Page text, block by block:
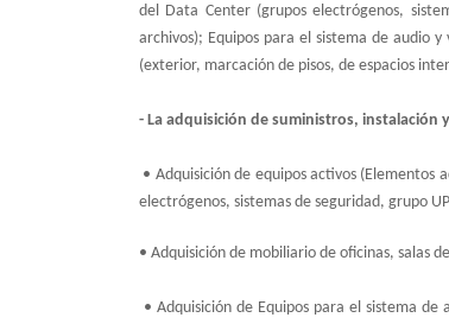
del Data Center (grupos electrógenos,
archivos); Equipos para el sistema de audio
(exterior, marcación de pisos, de espacios
- La adquisición de suministros, instalación
• Adquisición de equipos activos
electrógenos, sistemas de seguridad, grupo
• Adquisición de mobiliario de oficinas, salas
• Adquisición de Equipos para el sistema